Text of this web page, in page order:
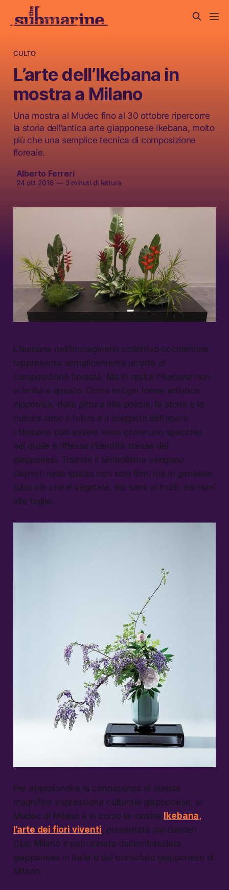
CULTO
L’arte dell’Ikebana in
mostra a Milano
Una mostra al Mudec fino al 30 ottobre ripercorre
la storia dell’antica arte giapponese Ikebana, molto
più che una semplice tecnica di composizione
floreale.
Alberto Ferreri
24 ott 2016 —3 minuti di lettura
L’Ikebana nell’immaginario collettivo occidentale
rappresenta semplicemente un’arte di
composizione floreale. Ma in realtà l’Ikebana non
si limita a questo. Come in ogni forma artistica
nipponica, dalla pittura alla poesia, la storia e la
cultura sono il fulcro e il soggetto dell’opera.
L’Ikebana può essere visto come uno specchio
nel quale è riflessa l’identità stessa dei
giapponesi. Tramite il simbolismo vengono
disposti nello spazio non solo fiori, ma in generale
tutto ciò che è vegetale, dai semi ai frutti, dai rami
alle foglie.
Per approfondire la conoscenza di questa
magnifica espressione culturale giapponese, al
Mudec di Milano è in corso la mostra
Ikebana,
l’arte dei fiori viventi, presentata dal Garden
Club Milano e patrocinata dall’ambasciata
giapponese in Italia e dal consolato giapponese di
Milano.